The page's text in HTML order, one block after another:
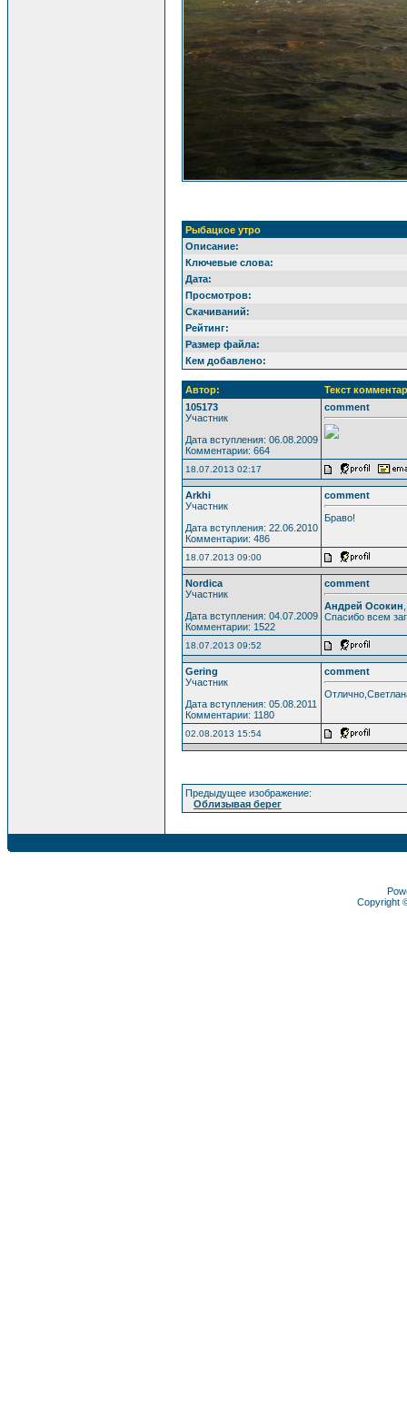
Рыбацкое утро
Описание:
Ключевые слова:
Дата:
Просмотров:
Скачиваний:
Рейтинг:
Размер файла:
Кем добавлено:
Автор:
Текст
105173
Участник
Дата вступления: 06.08.2009
Комментарии: 664
comment
18.07.2013 02:17
Arkhi
Участник
Дата вступления: 22.06.2010
Комментарии: 486
comment
Браво!
18.07.2013 09:00
Nordica
Участник
Дата вступления: 04.07.2009
Комментарии: 1522
comment
Андрей Осокин
Спасибо всем
18.07.2013 09:52
Gering
Участник
Дата вступления: 05.08.2011
Комментарии: 1180
comment
02.08.2013 15:54
Предыдущее изображение:
Облизывая берег
Copyright